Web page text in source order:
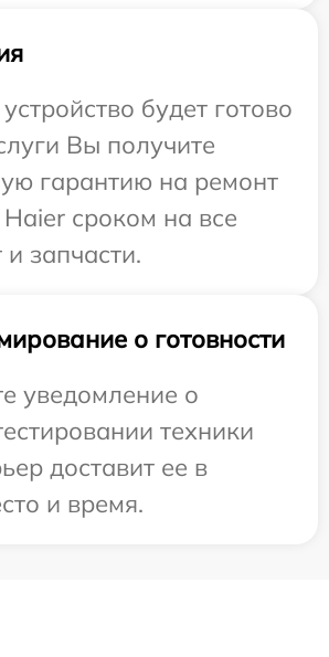
будет готово
Вы получите
гарантию на ремонт
Haier сроком на все
запчасти.
о готовности
уведомление о
техники
доставит ее в
и время.